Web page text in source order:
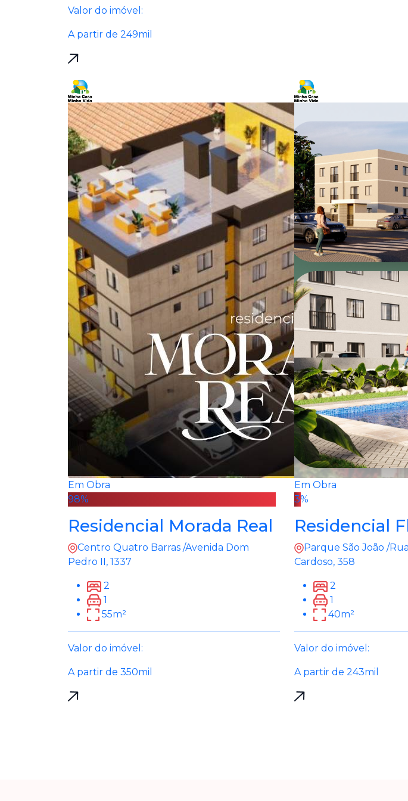
Valor do imóvel:
A partir de 249mil
Em Obra
98%
Residencial Morada Real
Centro Quatro Barras /Avenida Dom
Pedro II, 1337
2
1
55m²
Valor do imóvel:
A partir de 350mil
Em Obra
3%
Residencial
Parque São João /
Cardoso, 358
2
1
40m²
Valor do imóvel:
A partir de 243mil